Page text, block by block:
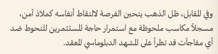
وفي المقابل، ظل الذهب يتحين الفرصة لالتقاط أنفاسه كملاذ آمن،
مسجلاً مكاسب ملحوظة مع استمرار حاجة المستثمرين للتحوط ضد
أي مفاجآت قد تطرأ على المشهد الدبلوماسي المعقد.